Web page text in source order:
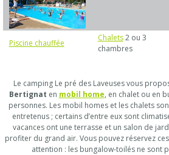
Piscine chauffée
Chalets2 ou 3
chambres
Le camping Le pré des Laveuses vous
Bertignat en mobil home, en chalet ou en
personnes. Les mobil homes et les chalets
entretenus ; certains d’entre eux sont
vacances ont une terrasse et un salon de
profiter du grand air. Vous pouvez réservez
attention : les bungalow-toilés ne sont